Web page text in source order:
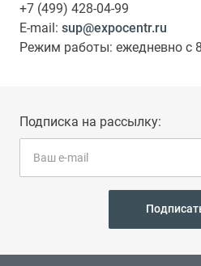
+7 (499) 428-04-99
E-mail: sup@expocentr.ru
Режим работы: ежедневно с
Подписка на рассылку: